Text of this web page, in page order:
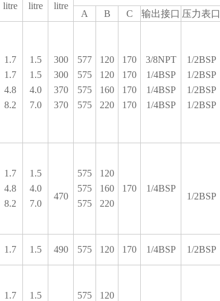
litre litre litre
A B C 输出接口 压力表口
1.7
1.7
4.8
8.2
1.5
1.5
4.0
7.0
300
300
370
370
577
575
575
575
120
120
160
220
170
170
170
170
3/8NPT
1/4BSP
1/4BSP
1/4BSP
1/2BSP
1/2BSP
1/2BSP
1/2BSP
1.7
4.8
8.2
1.5
4.0
7.0
470
575
575
575
120
160
220
170 1/4BSP
1/2BSP
1.7 1.5 490 575 120 170 1/4BSP 1/2BSP
1.7
1.5
575
120